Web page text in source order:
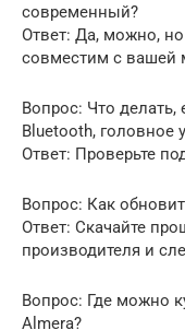
современный?
Ответ: Да, можно,
совместим с вашей
Вопрос: Что
Bluetooth, головное
Ответ: Проверьте
Вопрос: Как
Ответ: Скачайте
производителя и
Вопрос: Где можно
Almera?